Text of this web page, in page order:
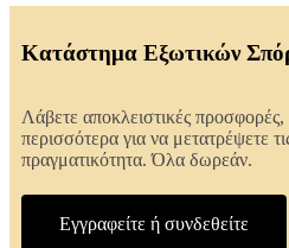
Κατάστημα Εξωτικών
Λάβετε αποκλειστικές
περισσότερα για να μετατρέψετε
πραγματικότητα. Όλα δωρεάν.
Εγγραφείτε ή συνδεθείτε